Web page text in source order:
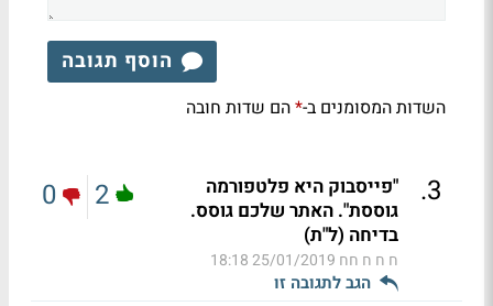
הוסף תגובה
השדות המסומנים ב-*הם שדות חובה
3
.
"פייסבוק היא פלטפורמה
גוססת". האתר שלכם גוסס.
בדיחה (ל"ת)
ח ח ח חח 25/01/2019 18:18
הגב לתגובה זו
2
0